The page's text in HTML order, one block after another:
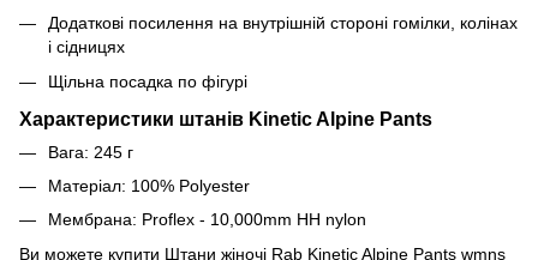
Додаткові посилення на внутрішній стороні гомілки, колінах
і сідницях
Щільна посадка по фігурі
Характеристики штанів Kinetic Alpine Pants
Вага: 245 г
Матеріал: 100% Polyester
Мембрана: Proflex - 10,000mm HH nylon
Ви можете купити Штани жіночі Rab Kinetic Alpine Pants wmns